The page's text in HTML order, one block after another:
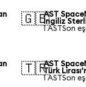
🇬🇧AST
İngiliz
1 ASTSon
🇹🇷AST
Türk
1 ASTSon